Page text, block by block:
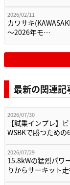
2026/02/11
カワサキ
～2026年モ…
最新の関連
2026/07/30
【試乗インプレ】
WSBKで勝つため
2026/07/29
15.8kWの猛烈パワ
りからサーキット